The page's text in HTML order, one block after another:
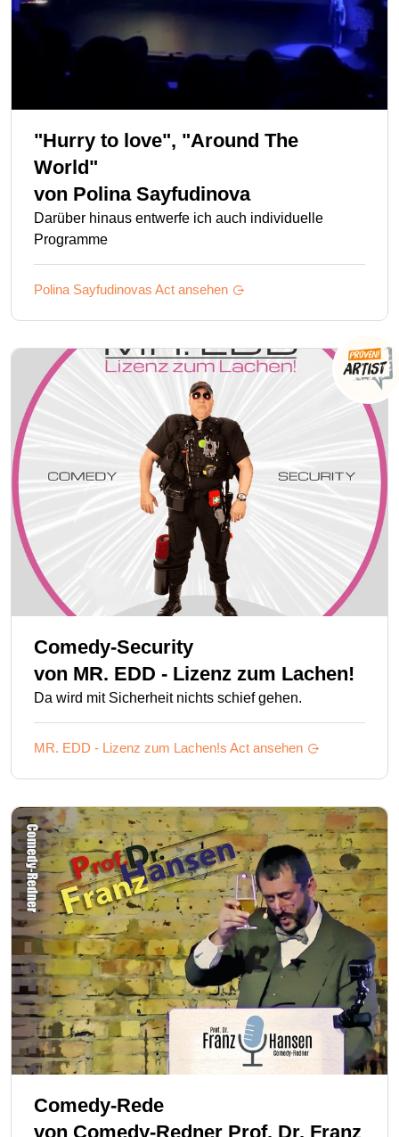
"Hurry to love", "Around The
World"
von Polina Sayfudinova
Darüber hinaus entwerfe ich auch individuelle
Programme
Polina Sayfudinovas Act ansehen
Comedy-Security
von MR. EDD - Lizenz zum Lachen!
Da wird mit Sicherheit nichts schief gehen.
MR. EDD - Lizenz zum Lachen!s Act ansehen
Comedy-Rede
von Comedy-Redner Prof. Dr. Franz